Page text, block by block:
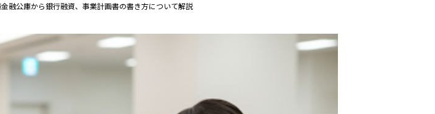
融公庫から銀行融資、事業計画書の書き方について解説